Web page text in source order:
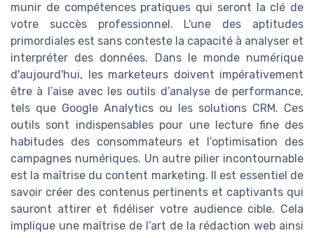
munir de compétences pratiques qui seront la clé de
votre succès professionnel. L'une des aptitudes
primordiales est sans conteste la capacité à analyser et
interpréter des données. Dans le monde numérique
d'aujourd'hui, les marketeurs doivent impérativement
être à l’aise avec les outils d’analyse de performance,
tels que Google Analytics ou les solutions CRM. Ces
outils sont indispensables pour une lecture fine des
habitudes des consommateurs et l’optimisation des
campagnes numériques. Un autre pilier incontournable
est la maîtrise du content marketing. Il est essentiel de
savoir créer des contenus pertinents et captivants qui
sauront attirer et fidéliser votre audience cible. Cela
implique une maîtrise de l’art de la rédaction web ainsi